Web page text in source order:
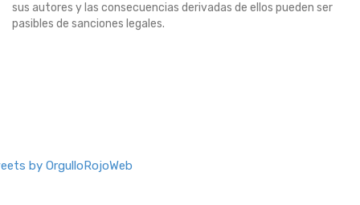
sus autores y las consecuencias derivadas de ellos pueden ser
pasibles de sanciones legales.
by OrgulloRojoWeb